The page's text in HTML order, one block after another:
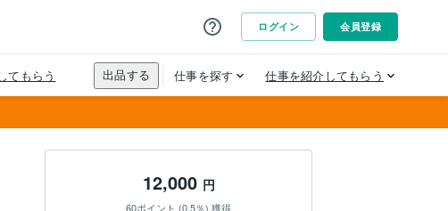
12,000 円
60ポイント (0.5％) 獲得